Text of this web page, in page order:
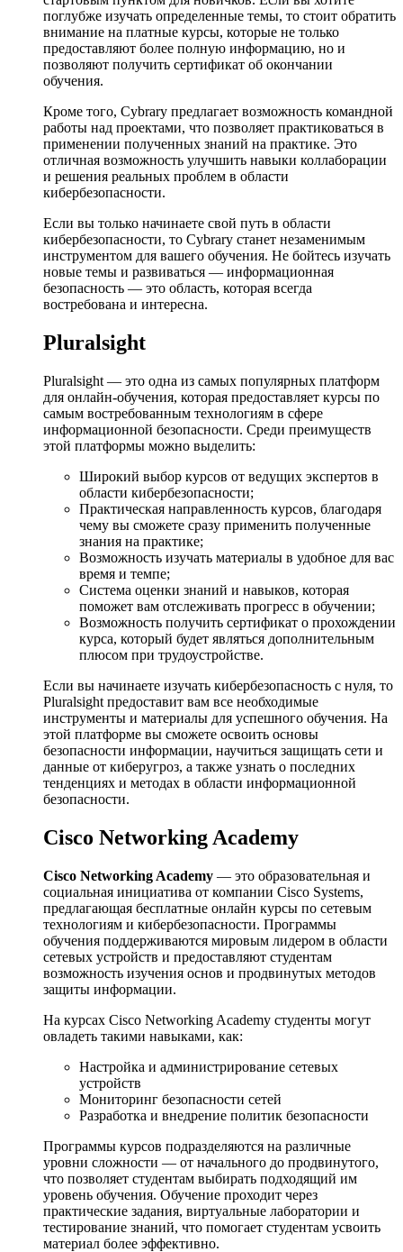
поглубже изучать определенные темы, то стоит обратить
внимание на платные курсы, которые не только
предоставляют более полную информацию, но и
позволяют получить сертификат об окончании
обучения.
Кроме того, Cybrary предлагает возможность командной
работы над проектами, что позволяет практиковаться в
применении полученных знаний на практике. Это
отличная возможность улучшить навыки коллаборации
и решения реальных проблем в области
кибербезопасности.
Если вы только начинаете свой путь в области
кибербезопасности, то Cybrary станет незаменимым
инструментом для вашего обучения. Не бойтесь изучать
новые темы и развиваться — информационная
безопасность — это область, которая всегда
востребована и интересна.
Pluralsight
Pluralsight — это одна из самых популярных платформ
для онлайн-обучения, которая предоставляет курсы по
самым востребованным технологиям в сфере
информационной безопасности. Среди преимуществ
этой платформы можно выделить:
Широкий выбор курсов от ведущих экспертов в
области кибербезопасности;
Практическая направленность курсов, благодаря
чему вы сможете сразу применить полученные
знания на практике;
Возможность изучать материалы в удобное для вас
время и темпе;
Система оценки знаний и навыков, которая
поможет вам отслеживать прогресс в обучении;
Возможность получить сертификат о прохождении
курса, который будет являться дополнительным
плюсом при трудоустройстве.
Если вы начинаете изучать кибербезопасность с нуля, то
Pluralsight предоставит вам все необходимые
инструменты и материалы для успешного обучения. На
этой платформе вы сможете освоить основы
безопасности информации, научиться защищать сети и
данные от киберугроз, а также узнать о последних
тенденциях и методах в области информационной
безопасности.
Cisco Networking Academy
Cisco Networking Academy — это образовательная и
социальная инициатива от компании Cisco Systems,
предлагающая бесплатные онлайн курсы по сетевым
технологиям и кибербезопасности. Программы
обучения поддерживаются мировым лидером в области
сетевых устройств и предоставляют студентам
возможность изучения основ и продвинутых методов
защиты информации.
На курсах Cisco Networking Academy студенты могут
овладеть такими навыками, как:
Настройка и администрирование сетевых
устройств
Мониторинг безопасности сетей
Разработка и внедрение политик безопасности
Программы курсов подразделяются на различные
уровни сложности — от начального до продвинутого,
что позволяет студентам выбирать подходящий им
уровень обучения. Обучение проходит через
практические задания, виртуальные лаборатории и
тестирование знаний, что помогает студентам усвоить
материал более эффективно.